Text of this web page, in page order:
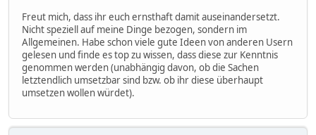
Freut mich, dass ihr euch ernsthaft damit auseinandersetzt.
Nicht speziell auf meine Dinge bezogen, sondern im
Allgemeinen. Habe schon viele gute Ideen von anderen Usern
gelesen und finde es top zu wissen, dass diese zur Kenntnis
genommen werden (unabhängig davon, ob die Sachen
letztendlich umsetzbar sind bzw. ob ihr diese überhaupt
umsetzen wollen würdet).